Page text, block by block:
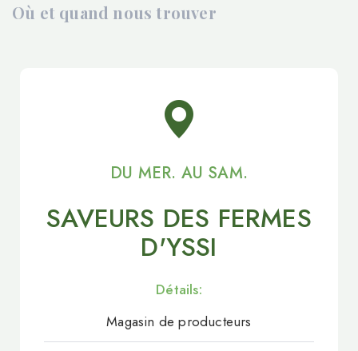
Où et quand nous trouver
DU MER. AU SAM.
SAVEURS DES FERMES
D'YSSI
Détails:
Magasin de producteurs